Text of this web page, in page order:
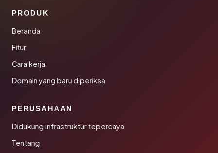
PRODUK
Beranda
Fitur
Cara kerja
Domain yang baru diperiksa
PERUSAHAAN
Didukung infrastruktur tepercaya
Tentang